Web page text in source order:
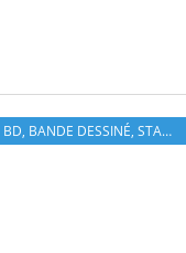
BD, BANDE DESSINÉ, STAR WARS